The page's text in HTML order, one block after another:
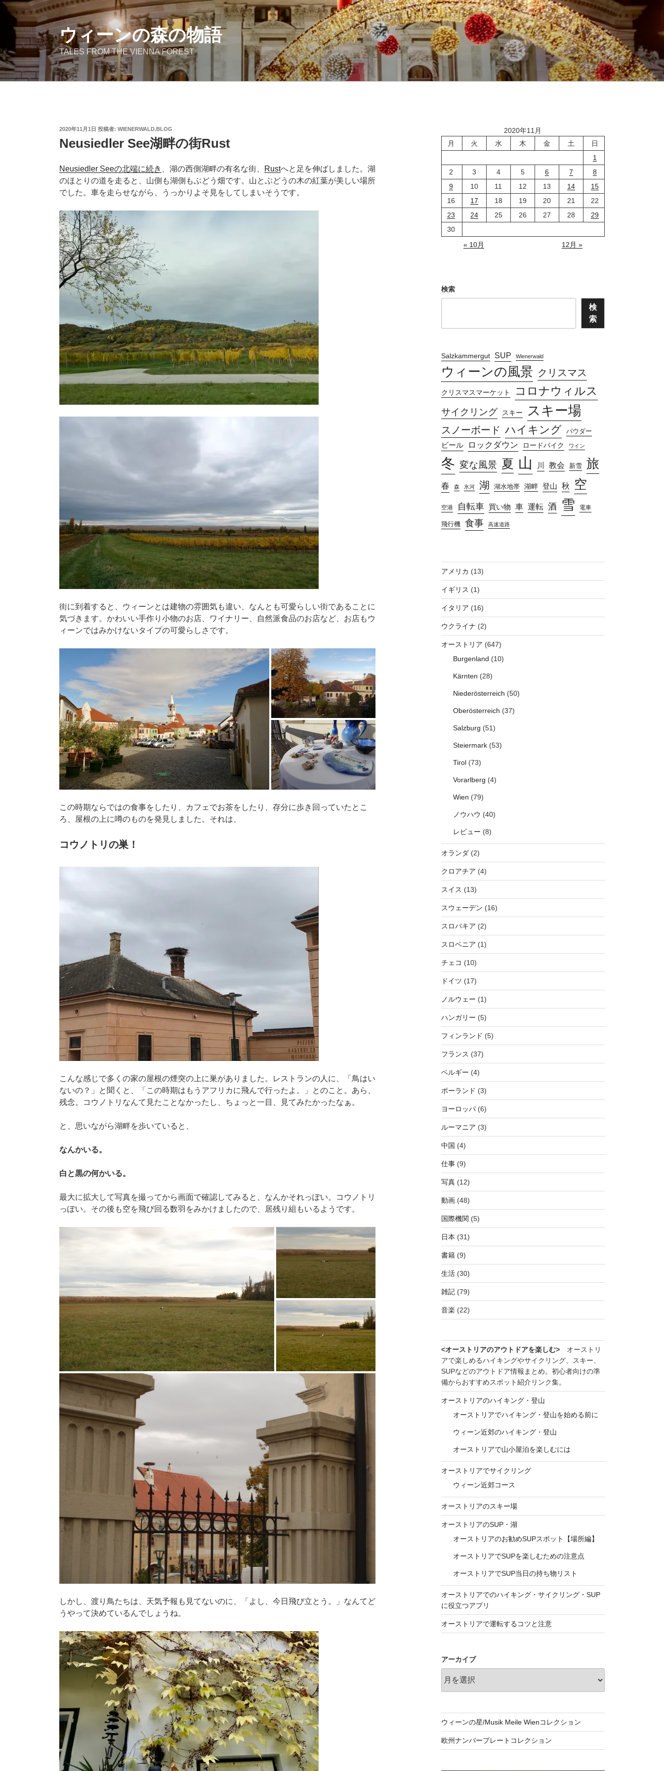
コ
ツ
へ
ス
ウィーンの森の物語
TALES FROM THE VIENNA FOREST
投
日:
2020年11月1日 投稿者: WIENERWALD.BLOG
Neusiedler See湖畔の街Rust
Neusiedler Seeの北端に続き 、湖の西側湖畔の有名な街、 Rustへと足を伸ばしました。湖
のほとりの道を走ると、山側も湖側もぶどう畑です。山とぶどうの木の紅葉が美しい場所
でした。車を走らせながら、うっかりよそ見をしてしまいそうです。
街に到着すると、ウィーンとは建物の雰囲気も違い、なんとも可愛らしい街であることに
気づきます。かわいい手作り小物のお店、ワイナリー、自然派食品のお店など、お店もウ
ィーンではみかけないタイプの可愛らしさです。
この時期ならではの食事をしたり、カフェでお茶をしたり、存分に歩き回っていたとこ
ろ、屋根の上に噂のものを発見しました。それは、
コウノトリの巣！
こんな感じで多くの家の屋根の煙突の上に巣がありました。レストランの人に、「鳥はい
ないの？」と聞くと、「この時期はもうアフリカに飛んで行ったよ。」とのこと。あら、
残念。コウノトリなんて見たことなかったし、ちょっと一目、見てみたかったなぁ。
と、思いながら湖畔を歩いていると、
なんかいる。
白と黒の何かいる。
最大に拡大して写真を撮ってから画面で確認してみると、なんかそれっぽい。コウノトリ
っぽい。その後も空を飛び回る数羽をみかけましたので、居残り組もいるようです。
しかし、渡り鳥たちは、天気予報も見てないのに、「よし、今日飛び立とう。」なんてど
うやって決めているんでしょうね。
2020年11月
月
火 水 木 金 土
日
1
2
3 4 5 6 7
8
9
10 11 12 13 14
15
16
17 18 19 20 21
22
23
24 25 26 27 28
29
30
« 10月
12月 »
検索
検
索
Salzkammergut SUP Wienerwald
ウィーンの風景 クリスマス
クリスマスマーケット コロナウィルス
サイクリング スキー スキー場
スノーボード ハイキング パウダー
ビール ロックダウン ロードバイク ワイン
冬 変な風景 夏 山 川 教会 新雪 旅
春 森 氷河 湖 湖水地帯 湖畔 登山 秋 空
空港 自転車 買い物 車 運転 酒 雪 電車
飛行機 食事 高速道路
アメリカ (13)
イギリス (1)
イタリア (16)
ウクライナ (2)
オーストリア (647)
Burgenland (10)
Kärnten (28)
Niederösterreich (50)
Oberösterreich (37)
Salzburg (51)
Steiermark(53)
Tirol(73)
Vorarlberg (4)
Wien (79)
ノウハウ (40)
レビュー (8)
オランダ(2)
クロアチア (4)
スイス (13)
スウェーデン (16)
スロバキア (2)
スロベニア (1)
チェコ (10)
ドイツ (17)
ノルウェー (1)
ハンガリー (5)
フィンランド (5)
フランス (37)
ベルギー (4)
ポーランド (3)
ヨーロッパ(6)
ルーマニア (3)
中国 (4)
仕事(9)
写真(12)
動画(48)
国際機関 (5)
日本 (31)
書籍(9)
生活(30)
雑記(79)
音楽 (22)
<オーストリアのアウトドアを楽しむ>オーストリ
アで楽しめるハイキングやサイクリング、スキー、
SUPなどのアウトドア情報まとめ。初心者向けの準
備からおすすめスポット紹介リンク集。
オーストリアのハイキング・登山
オーストリアでハイキング・登山を始める前に
ウィーン近郊のハイキング・登山
オーストリアで山小屋泊を楽しむには
オーストリアでサイクリング
ウィーン近郊コース
オーストリアのスキー場
オーストリアのSUP・湖
オーストリアのお勧めSUPスポット【場所編】
オーストリアでSUPを楽しむための注意点
オーストリアでSUP当日の持ち物リスト
オーストリアでのハイキング・サイクリング・SUP
に役立つアプリ
オーストリアで運転するコツと注意
アーカイブ
ウィーンの星/Musik Meile Wienコレクション
欧州ナンバープレートコレクション